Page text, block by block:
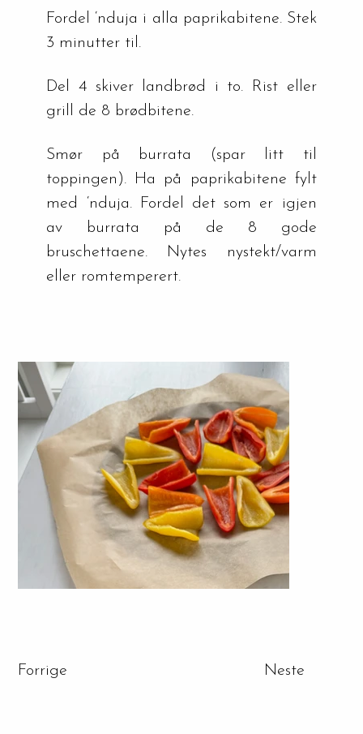
Fordel ‘nduja i alla paprikabitene. Stek
3 minutter til.
Del 4 skiver landbrød i to. Rist eller
grill de 8 brødbitene.
Smør på burrata (spar litt til
toppingen). Ha på paprikabitene fylt
med ‘nduja. Fordel det som er igjen
av burrata på de 8 gode
bruschettaene. Nytes nystekt/varm
eller romtemperert.
Forrige Neste